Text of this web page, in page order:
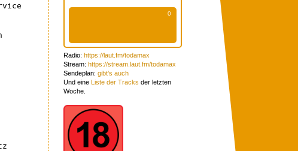
Radio: https://laut.fm/todamax
Stream: https://stream.laut.fm/todamax
Sendeplan: gibt's auch
Und eine Liste der Tracks der letzten
Woche.